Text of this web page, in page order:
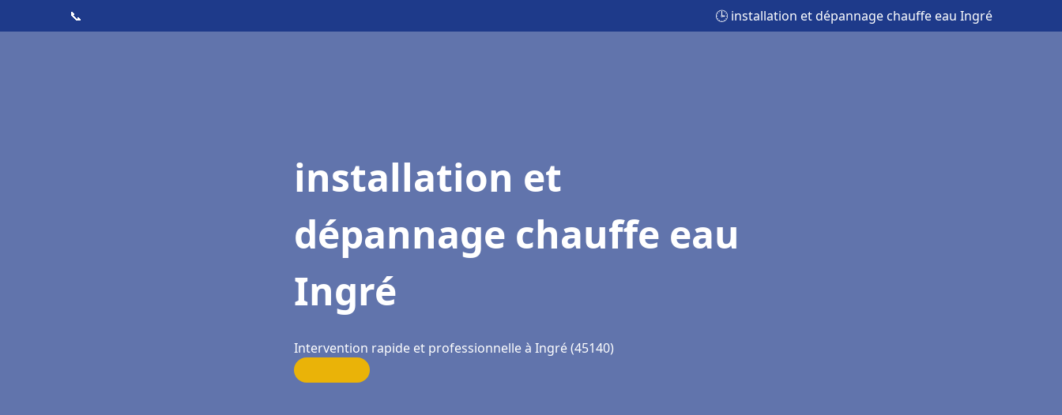
📞 🕒 installation et dépannage chauffe eau Ingré
installation et
dépannage chauffe eau
Ingré
Intervention rapide et professionnelle à Ingré (45140)